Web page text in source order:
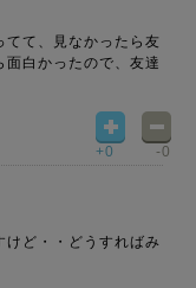
てて、見なかったら友
白かったので、友達
+0 -0
けど・・どうすればみ